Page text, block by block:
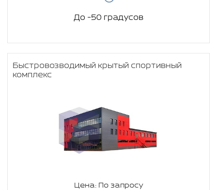
До -50 градусов
Быстровозводимый крытый спортивный
комплекс
Цена: По запросу